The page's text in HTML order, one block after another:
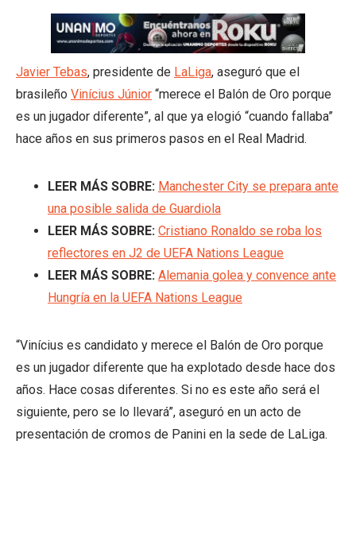
Javier Tebas, presidente de LaLiga, aseguró que el
brasileño Vinícius Júnior “merece el Balón de Oro porque
es un jugador diferente”, al que ya elogió “cuando fallaba”
hace años en sus primeros pasos en el Real Madrid.
LEER MÁS SOBRE: Manchester City se prepara ante
una posible salida de Guardiola
LEER MÁS SOBRE: Cristiano Ronaldo se roba los
reflectores en J2 de UEFA Nations League
LEER MÁS SOBRE: Alemania golea y convence ante
Hungría en la UEFA Nations League
“Vinícius es candidato y merece el Balón de Oro porque
es un jugador diferente que ha explotado desde hace dos
años. Hace cosas diferentes. Si no es este año será el
siguiente, pero se lo llevará”, aseguró en un acto de
presentación de cromos de Panini en la sede de LaLiga.